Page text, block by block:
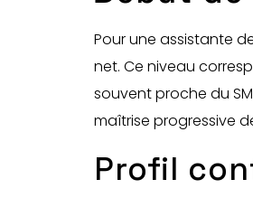
Pour une assistante
net. Ce niveau
souvent proche du
maîtrise progressive
Profil